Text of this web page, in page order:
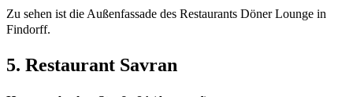
Zu sehen ist die Außenfassade des Restaurants Döner Lounge in
Findorff.
5. Restaurant Savran